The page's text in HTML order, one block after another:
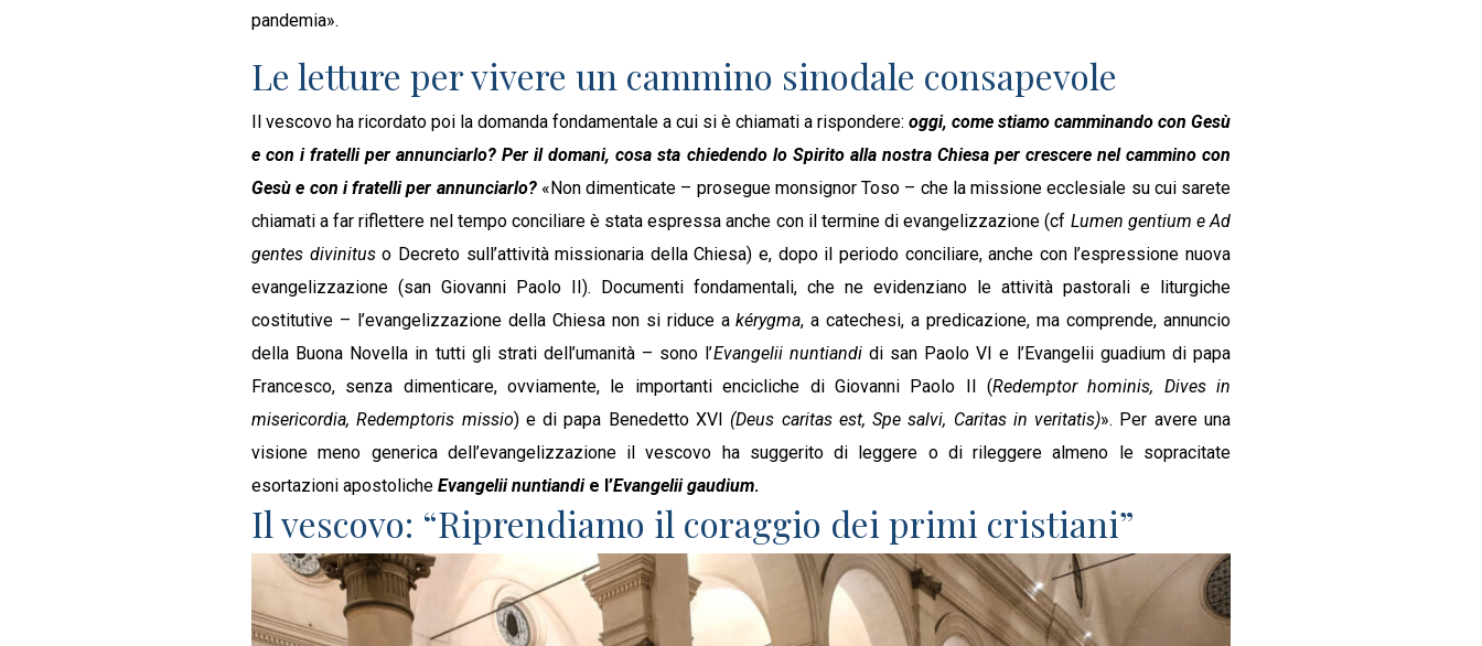
pandemia».
Le letture per vivere un cammino sinodale consapevole
Il vescovo ha ricordato poi la domanda fondamentale a cui si è chiamati a rispondere: oggi, come stiamo camminando con Gesù
e con i fratelli per annunciarlo? Per il domani, cosa sta chiedendo lo Spirito alla nostra Chiesa per crescere nel cammino con
Gesù e con i fratelli per annunciarlo?«Non dimenticate – prosegue monsignor Toso – che la missione ecclesiale su cui sarete
chiamati a far riflettere nel tempo conciliare è stata espressa anche con il termine di evangelizzazione (cf Lumen gentium e Ad
gentes divinituso Decreto sull’attività missionaria della Chiesa) e, dopo il periodo conciliare, anche con l’espressione nuova
evangelizzazione (san Giovanni Paolo II). Documenti fondamentali, che ne evidenziano le attività pastorali e liturgiche
costitutive – l’evangelizzazione della Chiesa non si riduce akérygma, a catechesi, a predicazione, ma comprende, annuncio
della Buona Novella in tutti gli strati dell’umanità – sono l’Evangelii nuntiandidi san Paolo VI e l’Evangelii guadium di papa
Francesco, senza dimenticare, ovviamente, le importanti encicliche di Giovanni Paolo II (Redemptor hominis, Dives in
misericordia, Redemptoris missio) e di papa Benedetto XVI (Deus caritas est, Spe salvi, Caritas in veritatis)». Per avere una
visione meno generica dell’evangelizzazione il vescovo ha suggerito di leggere o di rileggere almeno le sopracitate
esortazioni apostoliche Evangelii nuntiandie l’Evangelii gaudium.
Il vescovo: “Riprendiamo il coraggio dei primi cristiani”